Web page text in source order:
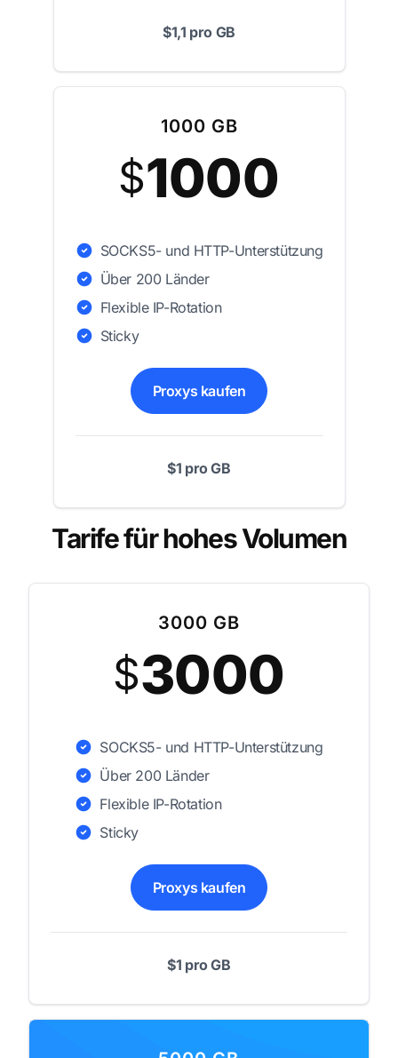
$1,1 pro GB
1000 GB
$1000
SOCKS5- und HTTP-Unterstützung
Über 200 Länder
Flexible IP-Rotation
Sticky
Proxys kaufen
$1 pro GB
Tarife für hohes Volumen
3000 GB
$3000
SOCKS5- und HTTP-Unterstützung
Über 200 Länder
Flexible IP-Rotation
Sticky
Proxys kaufen
$1 pro GB